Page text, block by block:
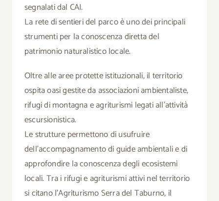
segnalati dal CAI.
La rete di sentieri del parco è uno dei principali
strumenti per la conoscenza diretta del
patrimonio naturalistico locale.
Oltre alle aree protette istituzionali, il territorio
ospita oasi gestite da associazioni ambientaliste,
rifugi di montagna e agriturismi legati all’attività
escursionistica.
Le strutture permettono di usufruire
dell’accompagnamento di guide ambientali e di
approfondire la conoscenza degli ecosistemi
locali. Tra i rifugi e agriturismi attivi nel territorio
si citano l’Agriturismo Serra del Taburno, il